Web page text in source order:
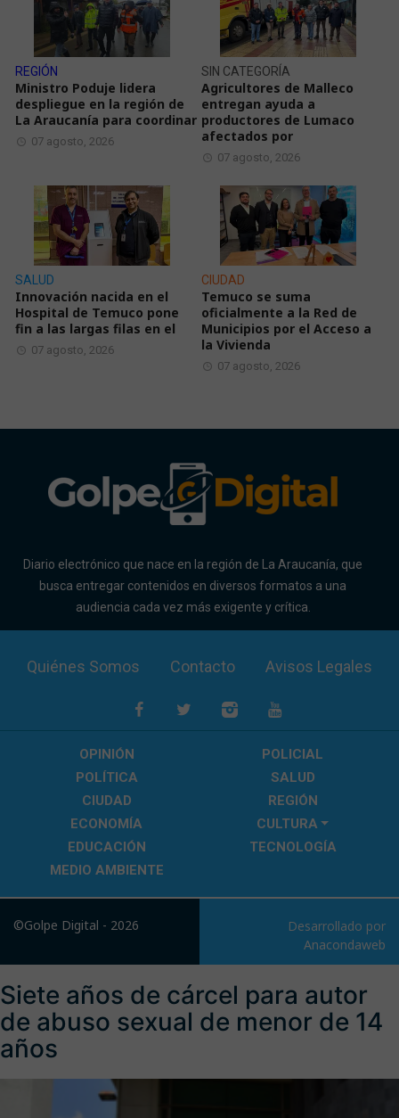
REGIÓN
Ministro Poduje lidera
despliegue en la región de
La Araucanía para coordinar
07 agosto, 2026
SIN CATEGORÍA
Agricultores de Malleco
entregan ayuda a
productores de Lumaco
afectados por
07 agosto, 2026
SALUD
Innovación nacida en el
Hospital de Temuco pone
fin a las largas filas en el
07 agosto, 2026
CIUDAD
Temuco se suma
oficialmente a la Red de
Municipios por el Acceso a
la Vivienda
07 agosto, 2026
Diario electrónico que nace en la región de La Araucanía, que
busca entregar contenidos en diversos formatos a una
audiencia cada vez más exigente y crítica.
Quiénes Somos Contacto Avisos Legales
OPINIÓN
POLICIAL
POLÍTICA
SALUD
CIUDAD
REGIÓN
ECONOMÍA
CULTURA
EDUCACIÓN
TECNOLOGÍA
MEDIO AMBIENTE
©Golpe Digital - 2026
Desarrollado por
Anacondaweb
Siete años de cárcel para autor
de abuso sexual de menor de 14
años